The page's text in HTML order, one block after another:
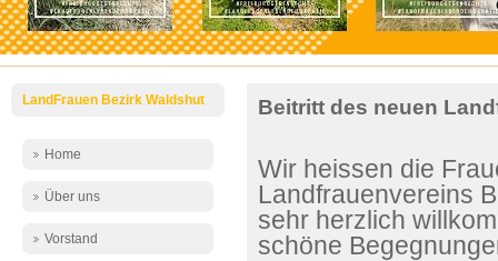
LandFrauen Bezirk Waldshut
Home
Über uns
Vorstand
Beitritt des neuen
Wir heissen die
Landfrauenvereins
sehr herzlich
schöne